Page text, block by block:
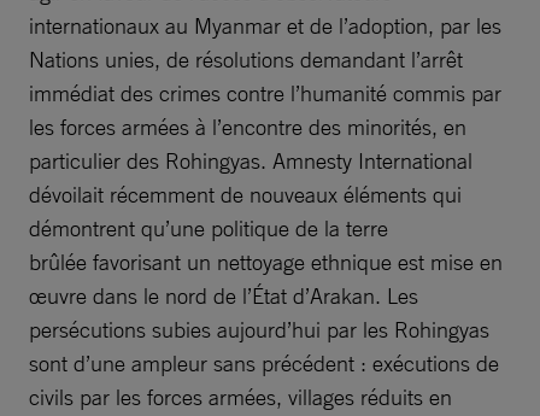
internationaux au Myanmar et de l’adoption, par les
Nations unies, de résolutions demandant l’arrêt
immédiat des crimes contre l’humanité commis par
les forces armées à l’encontre des minorités, en
particulier des Rohingyas. Amnesty International
dévoilait récemment de nouveaux éléments qui
démontrent qu’une politique de la terre
brûlée favorisant un nettoyage ethnique est mise en
œuvre dans le nord de l’État d’Arakan. Les
persécutions subies aujourd’hui par les Rohingyas
sont d’une ampleur sans précédent : exécutions de
civils par les forces armées, villages réduits en